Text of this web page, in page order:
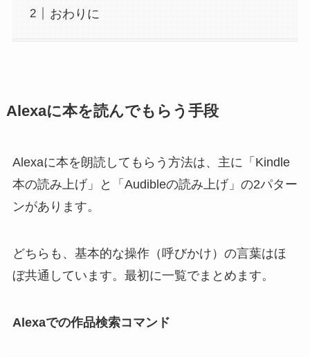
おわりに
Alexaに本を読んでもらう手段
Alexaに本を朗読してもらう方法は、主に「Kindle
本の読み上げ」と「Audibleの読み上げ」の2パター
ンがあります。
どちらも、基本的な操作（呼びかけ）の言葉はほ
ぼ共通しています。最初に一覧でまとめます。
Alexaでの作品検索コマンド